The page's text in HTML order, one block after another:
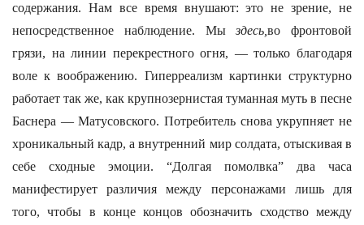
содержания. Нам все время внушают: это не зрение, не
непосредственное наблюдение. Мыздесь,во фронтовой
грязи, на линии перекрестного огня, — только благодаря
воле к воображению. Гиперреализм картинки структурно
работает так же, как крупнозернистая туманная муть в песне
Баснера — Матусовского. Потребитель снова укрупняет не
хроникальный кадр, а внутренний мир солдата, отыскивая в
себе сходные эмоции. “Долгая помолвка” два часа
манифестирует различия между персонажами лишь для
того, чтобы в конце концов обозначить сходство между